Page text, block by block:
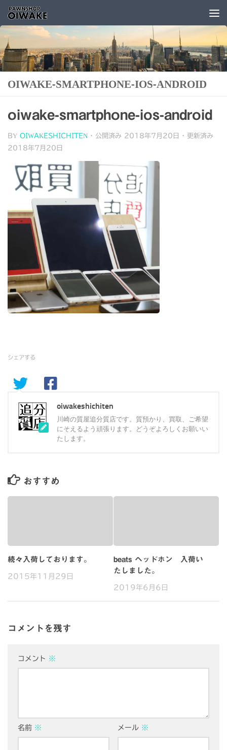
コンテンツへスキップ
OIWAKE-SMARTPHONE-IOS-ANDROID
oiwake-smartphone-ios-android
BY OIWAKESHICHITEN · 公開済み 2018年7月20日
· 更新済み
2018年7月20日
シェアする
oiwakeshichiten
川崎の質屋追分質店です。質預かり、買取、ご希望
にそえるよう頑張ります。どうぞよろしくお願いい
たします。
おすすめ
続々入荷しております。
2015年11月29日
beats ヘッドホン 入荷い
たしました。
2019年6月6日
コメントを残す
コメント ※
名前 ※ メール ※